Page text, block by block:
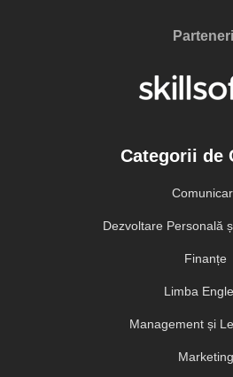
Categorii de
Dezvoltare Personală
Finanțe
Limba
Management și
Marketing